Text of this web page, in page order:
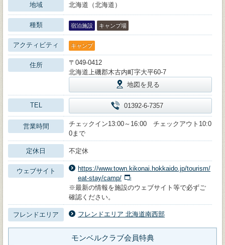
地域 北海道（北海道）
種類 宿泊施設 キャンプ場
アクティビティ キャンプ
住所
〒049-0412
北海道上磯郡木古内町字大平60-7
地図を見る
TEL 01392-6-7357
営業時間
チェックイン13:00～16:00 チェックアウト10:0
0まで
定休日 不定休
ウェブサイト
https://www.town.kikonai.hokkaido.jp/tourism/
eat-stay/camp/
※最新の情報を施設のウェブサイト等で必ずご
確認ください。
フレンドエリア フレンドエリア 北海道南西部
モンベルクラブ会員特典